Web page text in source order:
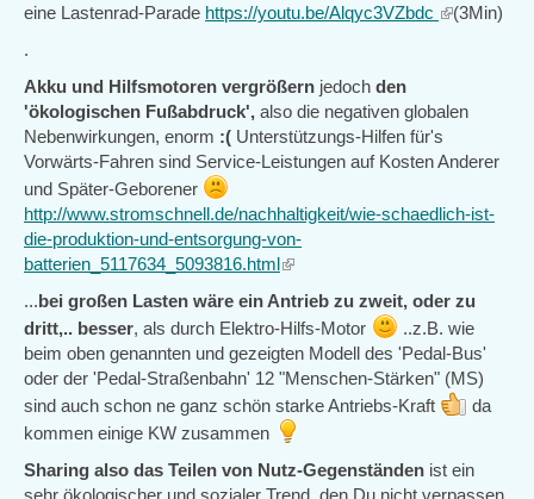
is
eine Lastenrad-Parade https://youtu.be/Alqyc3VZbdc (link(3Min)
.
Akku und Hilfsmotoren vergrößern jedoch den
'ökologischen Fußabdruck', also die negativen globalen
Nebenwirkungen, enorm :( Unterstützungs-Hilfen für's
Vorwärts-Fahren sind Service-Leistungen auf Kosten Anderer
und Später-Geborener
http://www.stromschnell.de/nachhaltigkeit/wie-schaedlich-ist-
die-produktion-und-entsorgung-von-
batterien_5117634_5093816.html(link
external)
...bei großen Lasten wäre ein Antrieb zu zweit, oder zu
dritt,.. besser, als durch Elektro-Hilfs-Motor
..z.B. wie
beim oben genannten und gezeigten Modell des 'Pedal-Bus'
oder der 'Pedal-Straßenbahn' 12 "Menschen-Stärken" (MS)
sind auch schon ne ganz schön starke Antriebs-Kraft
da
kommen einige KW zusammen
Sharing also das Teilen von Nutz-Gegenständen ist ein